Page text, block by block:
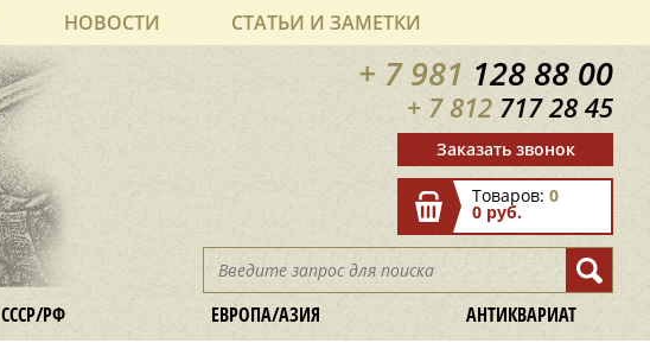
НОВОСТИ СТАТЬИ И ЗАМЕТКИ
+ 7 981 128 88 00
+ 7 812 717 28 45
Заказать звонок
Товаров:0
0 руб.
СССР/РФ ЕВРОПА/АЗИЯ АНТИКВАРИАТ